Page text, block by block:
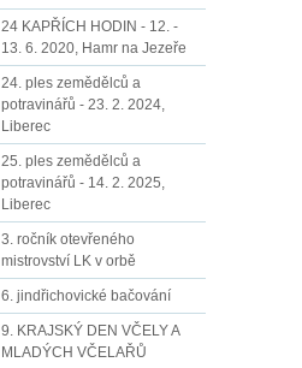
24 KAPŘÍCH HODIN - 12. -
13. 6. 2020, Hamr na Jezeře
24. ples zemědělců a
potravinářů - 23. 2. 2024,
Liberec
25. ples zemědělců a
potravinářů - 14. 2. 2025,
Liberec
3. ročník otevřeného
mistrovství LK v orbě
6. jindřichovické bačování
9. KRAJSKÝ DEN VČELY A
MLADÝCH VČELAŘŮ